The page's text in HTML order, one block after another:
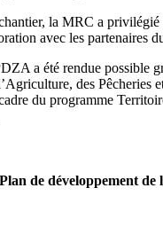
la MRC a privilégié
avec les partenaires
a été rendue possible
des Pêcheries
du programme
de développement de